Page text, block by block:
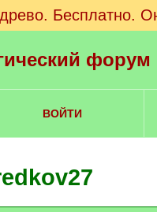
Бесплатно.
ВОЙТИ